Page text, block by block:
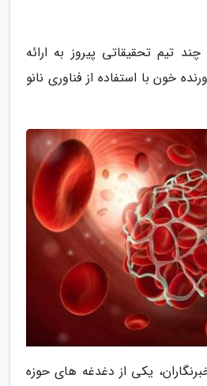
تیم تحقیقاتی پیروز به ارائه
خون با استفاده از فناوری نانو
یکی از دغدغه های حوزه